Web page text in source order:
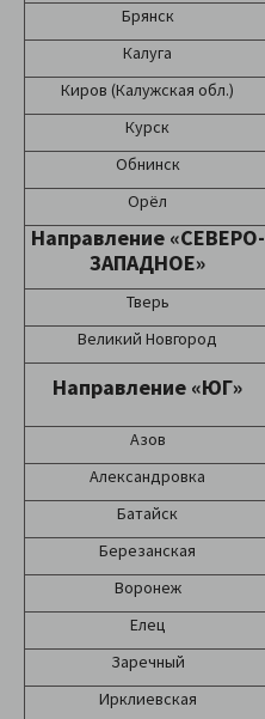
Брянск
Калуга
Киров (Калужская обл.)
Курск
Обнинск
Орёл
Направление «СЕВЕРО-
ЗАПАДНОЕ»
Тверь
Великий Новгород
Направление «ЮГ»
Азов
Александровка
Батайск
Березанская
Воронеж
Елец
Заречный
Ирклиевская